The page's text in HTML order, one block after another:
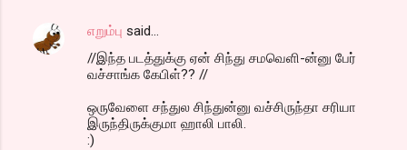
எறும்பு said…
//இந்த படத்துக்கு ஏன் சிந்து சமவெளி-ன்னு பேர்
வச்சாங்க கேபிள்?? //
ஒருவேளை சந்துல சிந்துன்னு வச்சிருந்தா சரியா
இருந்திருக்குமா ஹாலி பாலி.
:)